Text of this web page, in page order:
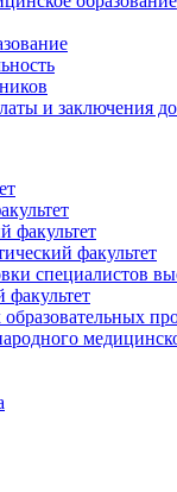
и заключения
факультет
факультет
специалистов
образовательных